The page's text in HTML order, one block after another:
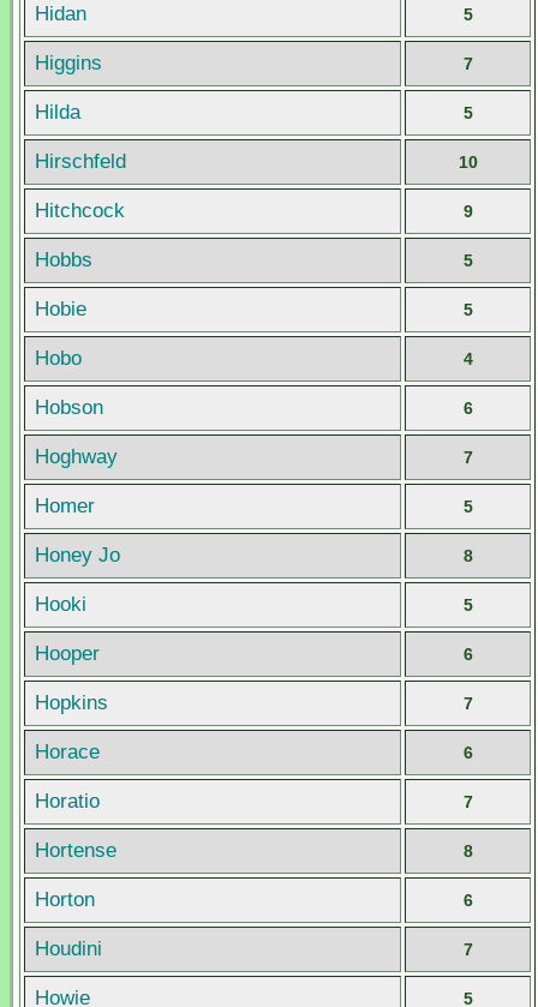
Hidan 5
Higgins 7
Hilda 5
Hirschfeld 10
Hitchcock 9
Hobbs 5
Hobie 5
Hobo 4
Hobson 6
Hoghway 7
Homer 5
Honey Jo 8
Hooki 5
Hooper 6
Hopkins 7
Horace 6
Horatio 7
Hortense 8
Horton 6
Houdini 7
Howie 5